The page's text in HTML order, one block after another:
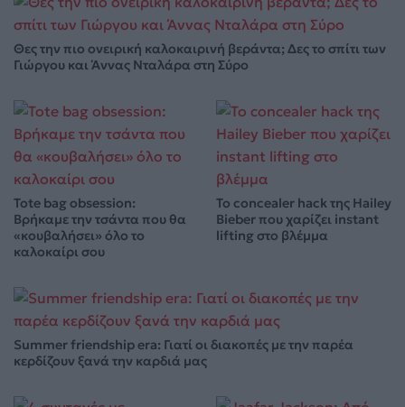
Θες την πιο ονειρική καλοκαιρινή βεράντα; Δες το σπίτι των
Γιώργου και Άννας Νταλάρα στη Σύρο
Tote bag obsession:
Βρήκαμε την τσάντα που θα
«κουβαλήσει» όλο το
καλοκαίρι σου
Το concealer hack της Hailey
Bieber που χαρίζει instant
lifting στο βλέμμα
Summer friendship era: Γιατί οι διακοπές με την παρέα
κερδίζουν ξανά την καρδιά μας